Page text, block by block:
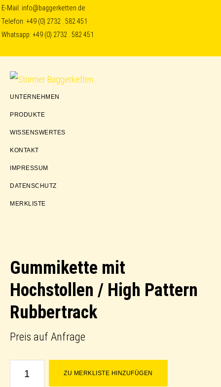
Skip
to
primary
navigation
Skip
to
content
Skip
to
E-Mail: info@baggerketten.de
Telefon:+49 (0) 2732 . 582 451
Whatsapp:+49 (0) 2732 . 582 451
Störmer
UNTERNEHMEN
PRODUKTE
WISSENSWERTES
KONTAKT
IMPRESSUM
DATENSCHUTZ
MERKLISTE
Gummikette mit
Hochstollen / High Pattern
Rubbertrack
Preis auf Anfrage
Gummikette
ZU MERKLISTE HINZUFÜGEN